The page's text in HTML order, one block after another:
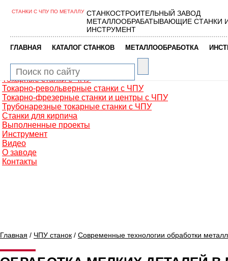
Главная
Фрезерные обрабатывающие центры
Сверлильно-фрезерные станки
Промышленные роботы манипуляторы
Токарные автоматы с ЧПУ
Токарные станки с ЧПУ
Токарно-револьверные станки с ЧПУ
Токарно-фрезерные станки и центры с ЧПУ
Трубонарезные токарные станки с ЧПУ
Станки для кирпича
Выполненные проекты
Инструмент
Видео
О заводе
Контакты
СТАНКИ С ЧПУ ПО МЕТАЛЛУ СТАНКОСТРОИТЕЛЬНЫЙ ЗАВОД
МЕТАЛЛООБРАБАТЫВАЮЩИЕ СТАНКИ
ИНСТРУМЕНТ
ГЛАВНАЯ КАТАЛОГ СТАНКОВ МЕТАЛЛООБРАБОТКА
Главная / ЧПУ станок / Современные технологии обработки